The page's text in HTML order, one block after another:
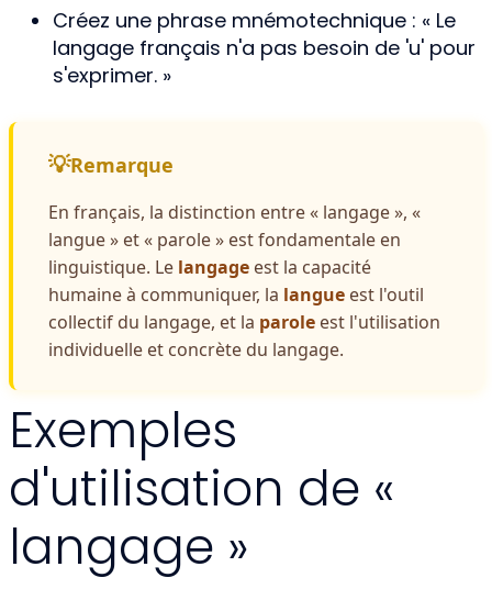
Créez une phrase mnémotechnique : « Le
langage français n'a pas besoin de 'u' pour
s'exprimer. »
Remarque
En français, la distinction entre « langage », «
langue » et « parole » est fondamentale en
linguistique. Le langage est la capacité
humaine à communiquer, la langue est l'outil
collectif du langage, et la parole est l'utilisation
individuelle et concrète du langage.
Exemples
d'utilisation de «
langage »